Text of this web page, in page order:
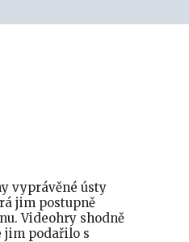
vyprávěné ústy
jim postupně
Videohry shodně
jim podařilo s